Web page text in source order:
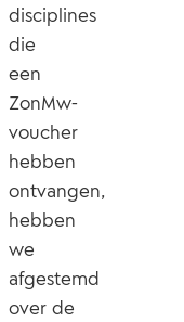
disciplines
die
een
ZonMw-
voucher
hebben
ontvangen,
hebben
we
afgestemd
over de